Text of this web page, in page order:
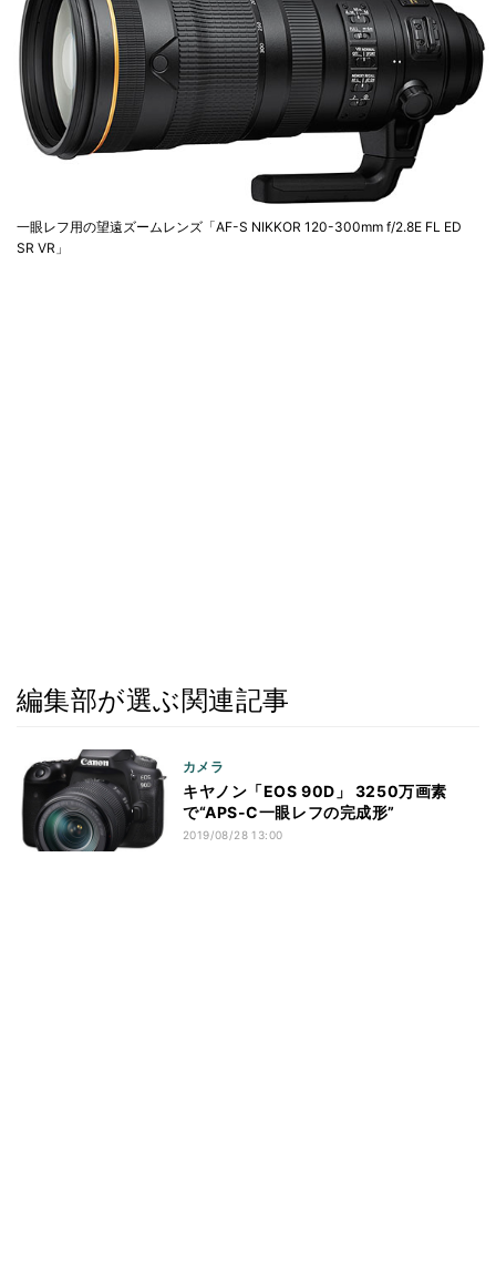
一眼レフ用の望遠ズームレンズ「AF-S NIKKOR 120-300mm f/2.8E FL ED
SR VR」
編集部が選ぶ関連記事
カメラ
キヤノン「EOS 90D」 3250万画素
で“APS-C一眼レフの完成形”
2019/08/28 13:00